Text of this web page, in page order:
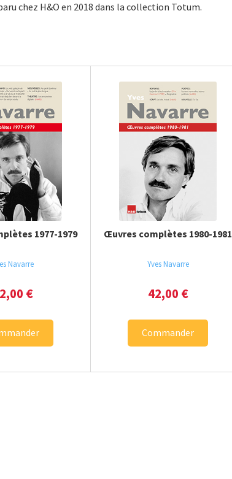
chez H&O en 2018 dans la collection Totum.
1977-1979
Navarre
€
Œuvres complètes 1980-1981
Yves Navarre
42,00 €
Commander